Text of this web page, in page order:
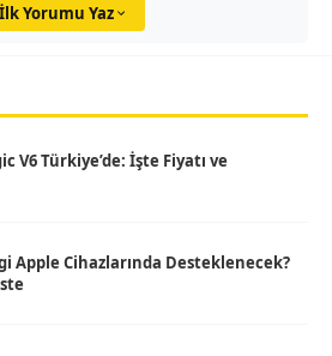
İlk Yorumu Yaz
V6 Türkiye’de: İşte Fiyatı ve
Apple Cihazlarında Desteklenecek?